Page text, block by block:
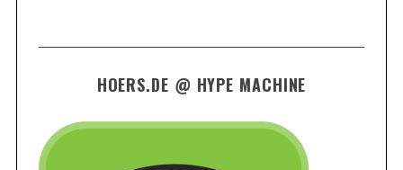
HOERS.DE @ HYPE MACHINE